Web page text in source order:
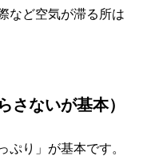
など空気が滞る所は
さないが基本）
ぷり」が基本です。